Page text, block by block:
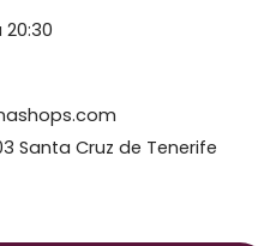
20:30
Santa Cruz de Tenerife